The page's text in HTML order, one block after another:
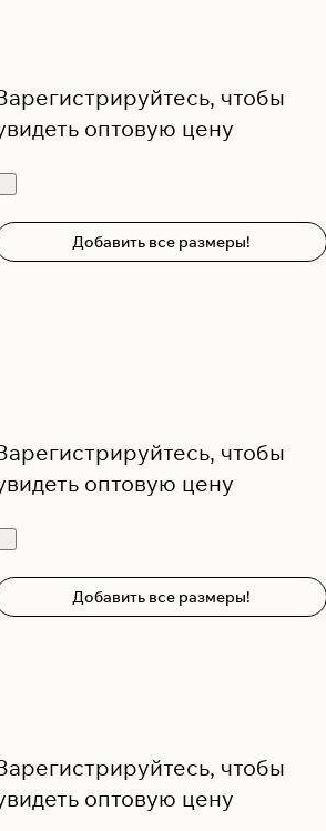
чтобы
оптовую цену
Добавить все размеры!
чтобы
оптовую цену
Добавить все размеры!
чтобы
оптовую цену